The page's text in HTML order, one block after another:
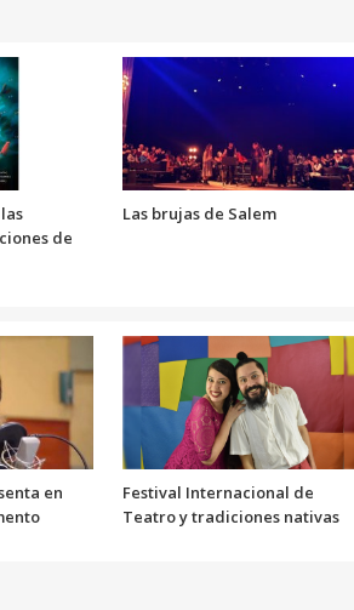
de
Las brujas de Salem
en
Festival Internacional de
Teatro y tradiciones nativas